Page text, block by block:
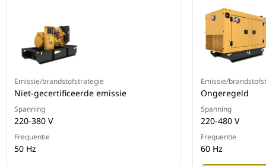
Emissie/brandstofstrategie
Niet-gecertificeerde emissie
Spanning
220-380 V
Frequentie
50 Hz
Emissie/
Ongeregeld
Spanning
220-480 V
Frequentie
60 Hz